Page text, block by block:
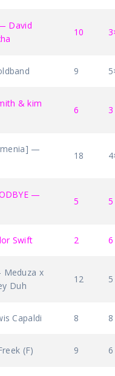
David
10
9
& kim
6 3
—
18
—
5 5
Swift 2 6
Meduza x
Duh
12 5
Capaldi 8 8
(F) 9 6